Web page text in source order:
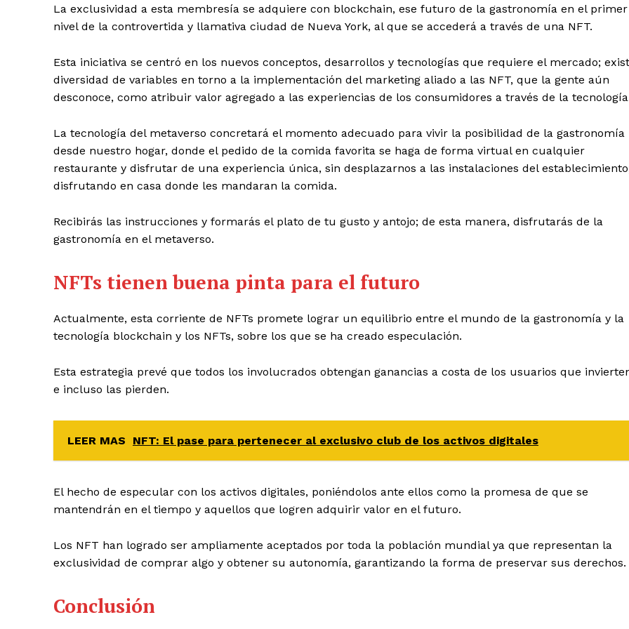
La exclusividad a esta membresía se adquiere con blockchain, ese futuro de la gastronomía en el primer
nivel de la controvertida y llamativa ciudad de Nueva York, al que se accederá a través de una NFT.
Esta iniciativa se centró en los nuevos conceptos, desarrollos y tecnologías que requiere el mercado;
diversidad de variables en torno a la implementación del marketing aliado a las NFT, que la gente aún
desconoce, como atribuir valor agregado a las experiencias de los consumidores a través de la
La tecnología del metaverso concretará el momento adecuado para vivir la posibilidad de la gastronomía
desde nuestro hogar, donde el pedido de la comida favorita se haga de forma virtual en cualquier
restaurante y disfrutar de una experiencia única, sin desplazarnos a las instalaciones del
disfrutando en casa donde les mandaran la comida.
Recibirás las instrucciones y formarás el plato de tu gusto y antojo; de esta manera, disfrutarás de la
gastronomía en el metaverso.
NFTs tienen buena pinta para el futuro
Actualmente, esta corriente de NFTs promete lograr un equilibrio entre el mundo de la gastronomía y la
tecnología blockchain y los NFTs, sobre los que se ha creado especulación.
Esta estrategia prevé que todos los involucrados obtengan ganancias a costa de los usuarios que
e incluso las pierden.
LEER MAS NFT: El pase para pertenecer al exclusivo club de los activos digitales
El hecho de especular con los activos digitales, poniéndolos ante ellos como la promesa de que se
mantendrán en el tiempo y aquellos que logren adquirir valor en el futuro.
Los NFT han logrado ser ampliamente aceptados por toda la población mundial ya que representan la
exclusividad de comprar algo y obtener su autonomía, garantizando la forma de preservar sus derechos.
Conclusión